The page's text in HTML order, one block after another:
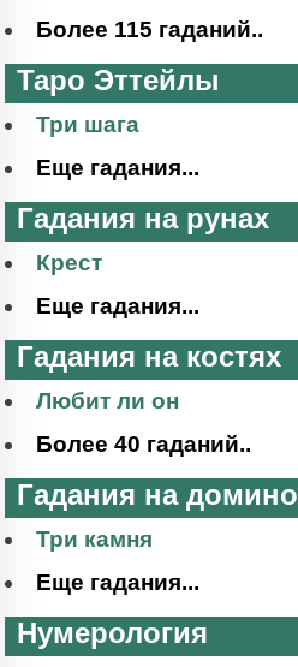
Более 115 гаданий..
Таро Эттейлы
Три шага
Еще гадания...
Гадания на рунах
Крест
Еще гадания...
Гадания на костях
Любит ли он
Более 40 гаданий..
Гадания на домино
Три камня
Еще гадания...
Нумерология